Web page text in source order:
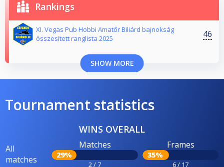
Rankings
XI. Vegas Pub Hobbi Amatőr Biliárd bajnokság
összesített ranglista 2025
46
SHOW MORE
Tournament statistics
WINS OVERALL
All
matches
Matches
29%
2 / 7
Frames
35%
6 / 17